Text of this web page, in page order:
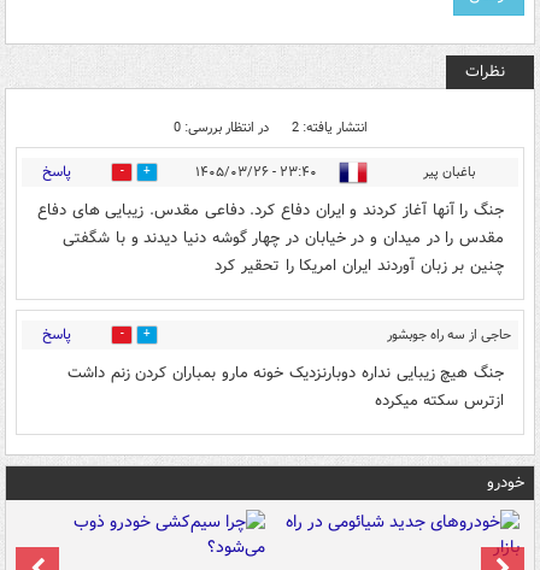
نظرات
انتشار یافته: 2 در انتظار بررسی: 0
باغبان پیر ۲۳:۴۰ - ۱۴۰۵/۰۳/۲۶ 1 پاسخ
جنگ را آنها آغاز کردند و ایران دفاع کرد. دفاعی مقدس. زیبایی های دفاع
مقدس را در میدان و در خیابان در چهار گوشه دنیا دیدند و با شگفتی
چنین بر زبان آوردند ایران امریکا را تحقیر کرد
حاجی از سه راه جوبشور
۰۳:۵۷ - ۱۴۰۵/۰۳/۲۷
1 پاسخ
جنگ هیچ زیبایی نداره دوبارنزدیک خونه مارو بمباران کردن زنم داشت
ازترس سکته میکرده
خودرو